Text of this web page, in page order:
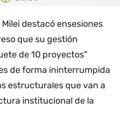
destacó ensesiones
que su gestión
de 10 proyectos"
de forma ininterrumpida
estructurales que van a
institucional de la